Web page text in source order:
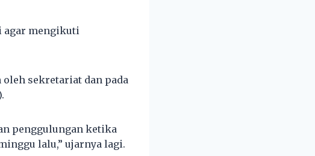
agar mengikuti
oleh sekretariat dan pada
penggulungan ketika
lalu,” ujarnya lagi.